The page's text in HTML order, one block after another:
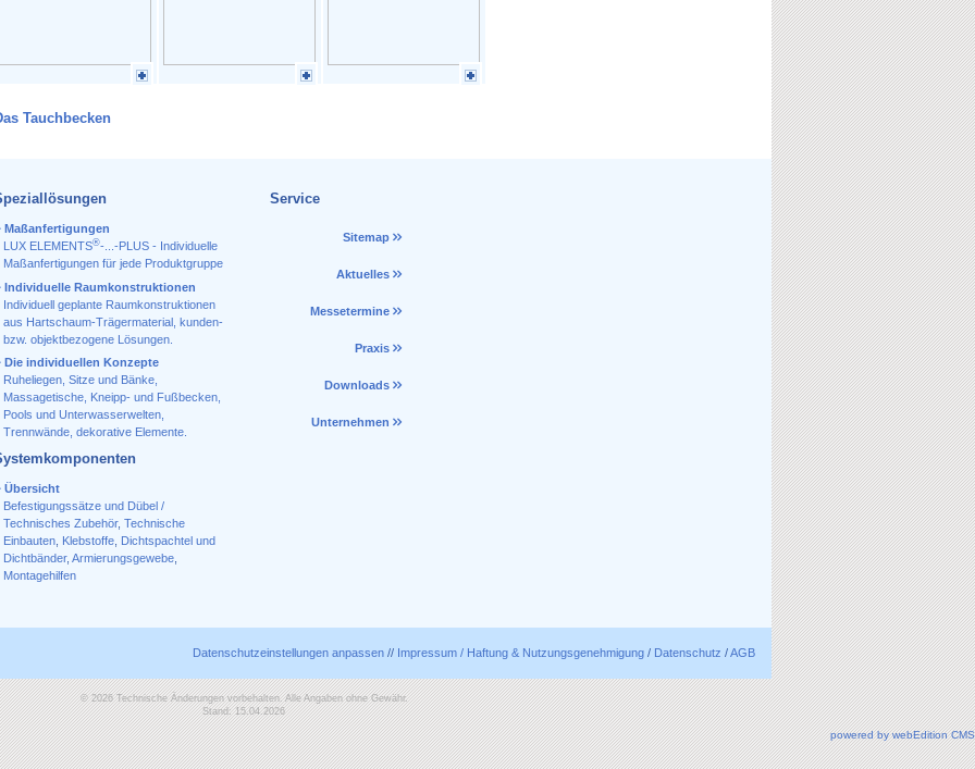
Tauchbecken
Maßanfertigungen
LUX ELEMENTS®-...-PLUS - Individuelle
Maßanfertigungen für jede Produktgruppe
Individuelle Raumkonstruktionen
Individuell geplante Raumkonstruktionen
aus Hartschaum-Trägermaterial, kunden-
bzw. objektbezogene Lösungen.
Die individuellen Konzepte
Ruheliegen, Sitze und Bänke,
Massagetische, Kneipp- und Fußbecken,
Pools und Unterwasserwelten,
Trennwände, dekorative Elemente.
Übersicht
Befestigungssätze und Dübel /
Technisches Zubehör, Technische
Einbauten, Klebstoffe,
Dichtspachtel und
Dichtbänder, Armierungsgewebe,
Montagehilfen
Service
Sitemap
Aktuelles
Messetermine
Praxis
Downloads
Unternehmen
Datenschutzeinstellungen anpassen // Impressum / Haftung & Nutzungsgenehmigung / Datenschutz /AGB
© 2026 Technische Änderungen vorbehalten. Alle Angaben ohne Gewähr.
Stand: 15.04.2026
powered by webEdition CMS